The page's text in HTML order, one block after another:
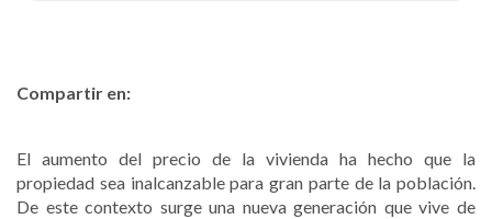
Compartir en:
El aumento del precio de la vivienda ha hecho que la
propiedad sea inalcanzable para gran parte de la población.
De este contexto surge una nueva generación que vive de